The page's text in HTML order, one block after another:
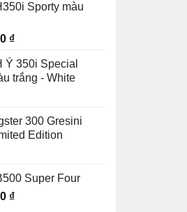
Sporty màu
₫
Ý 350i Special
trắng - White
300 Gresini
Edition
Super Four
₫